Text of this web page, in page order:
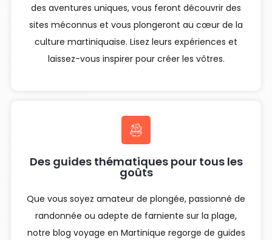
des aventures uniques, vous feront découvrir des
sites méconnus et vous plongeront au cœur de la
culture martiniquaise. Lisez leurs expériences et
laissez-vous inspirer pour créer les vôtres.
Des guides thématiques pour tous les
goûts
Que vous soyez amateur de plongée, passionné de
randonnée ou adepte de farniente sur la plage,
notre blog voyage en Martinique regorge de guides